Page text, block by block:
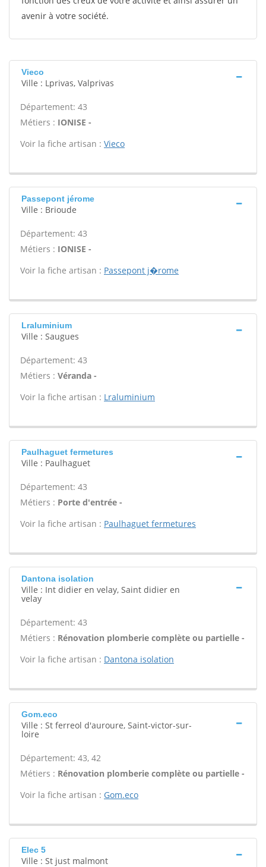
avenir à votre société.
Vieco
Ville : Lprivas, Valprivas
Département: 43
Métiers : IONISE -
Voir la fiche artisan : Vieco
Passepont jérome
Ville : Brioude
Département: 43
Métiers : IONISE -
Voir la fiche artisan : Passepont j�rome
Lraluminium
Ville : Saugues
Département: 43
Métiers : Véranda -
Voir la fiche artisan : Lraluminium
Paulhaguet fermetures
Ville : Paulhaguet
Département: 43
Métiers : Porte d'entrée -
Voir la fiche artisan : Paulhaguet fermetures
Dantona isolation
Ville : Int didier en velay, Saint didier en
velay
Département: 43
Métiers : Rénovation plomberie complète ou partielle -
Voir la fiche artisan : Dantona isolation
Gom.eco
Ville : St ferreol d'auroure, Saint-victor-sur-
loire
Département: 43, 42
Métiers : Rénovation plomberie complète ou partielle -
Voir la fiche artisan : Gom.eco
Elec 5
Ville : St just malmont